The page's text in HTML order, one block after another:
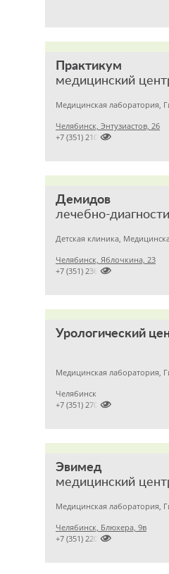
Практикум
медицинский
Челябинск, Энтузиастов, 26

+7 (351) 2101526
Демидов
лечебно-
Челябинск, Яблочкина, 23

+7 (351) 2364133
Урологический
Челябинск

+7 (351) 2704800
Эвимед
медицинский
Челябинск, Блюхера, 9в

+7 (351) 2201222